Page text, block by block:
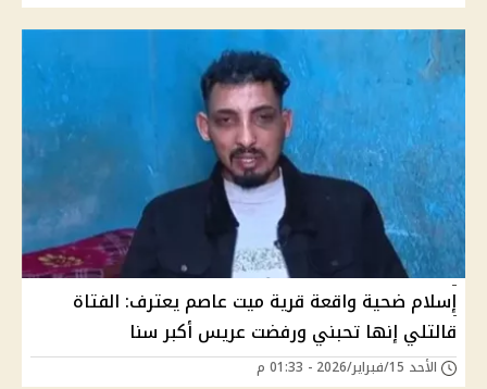
إسلام ضحية واقعة قرية ميت عاصم يعترف: الفتاة
قالتلي إنها تحبني ورفضت عريس أكبر سنا
الأحد 15/فبراير/2026 - 01:33 م